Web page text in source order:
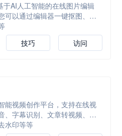
于AI人工智能的在线图片编辑
可以通过编辑器一键抠图、改
访问
技巧
能视频创作平台，支持在线视
、字幕识别、文章转视频、数
水印等等